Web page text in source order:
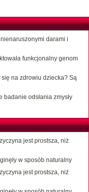
darami i
funkcjonalny genom
na zdrowiu dziecka? Są
badanie odsłania zmysły
jest prostsza, niż
w sposób naturalny
jest prostsza, niż